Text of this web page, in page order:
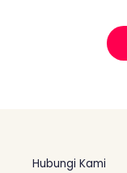
Hubungi Kami